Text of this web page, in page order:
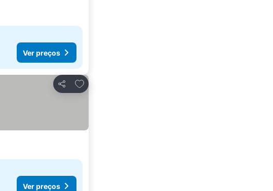
Ver preços
Partilhar
Adicionar aos favoritos
Ver preços